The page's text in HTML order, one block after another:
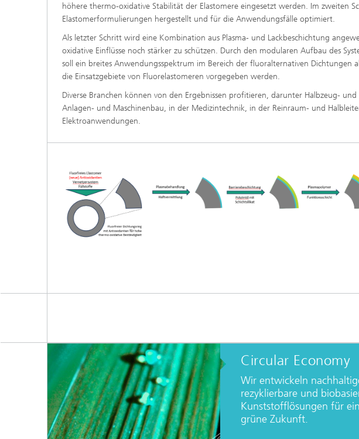
höhere thermo-oxidative Stabilität der Elastomere eingesetzt werden. Im zweiten
Elastomerformulierungen hergestellt und für die Anwendungsfälle optimiert.
Als letzter Schritt wird eine Kombination aus Plasma- und Lackbeschichtung
oxidative Einflüsse noch stärker zu schützen. Durch den modularen Aufbau des
soll ein breites Anwendungsspektrum im Bereich der fluoralternativen Dichtungen
die Einsatzgebiete von Fluorelastomeren vorgegeben werden.
Diverse Branchen können von den Ergebnissen profitieren, darunter Halbzeug-
Anlagen- und Maschinenbau, in der Medizintechnik, in der Reinraum- und
Elektroanwendungen.
Circular Economy
Wir entwickeln
rezyklierbare und
Kunststofflösungen für
grüne Zukunft.